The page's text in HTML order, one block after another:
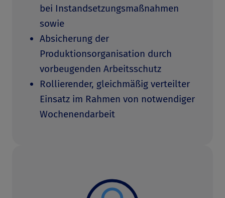
bei Instandsetzungsmaßnahmen
sowie
Absicherung der
Produktionsorganisation durch
vorbeugenden Arbeitsschutz
Rollierender, gleichmäßig verteilter
Einsatz im Rahmen von notwendiger
Wochenendarbeit